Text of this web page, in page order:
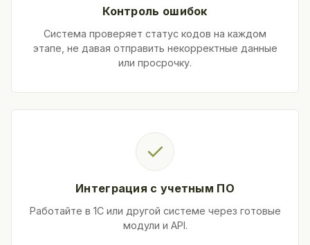
Контроль ошибок
Система проверяет статус кодов на каждом
этапе, не давая отправить некорректные данные
или просрочку.
✓
Интеграция с учетным ПО
Работайте в 1С или другой системе через готовые
модули и API.